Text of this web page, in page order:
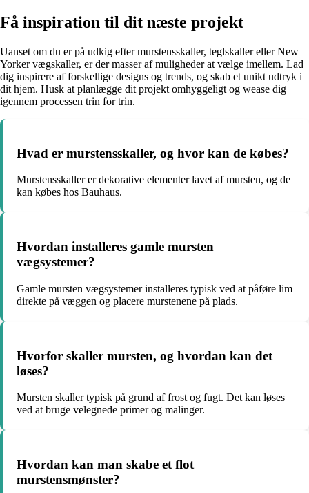
Få inspiration til dit næste projekt
Uanset om du er på udkig efter murstensskaller, teglskaller eller New
Yorker vægskaller, er der masser af muligheder at vælge imellem. Lad
dig inspirere af forskellige designs og trends, og skab et unikt udtryk i
dit hjem. Husk at planlægge dit projekt omhyggeligt og wease dig
igennem processen trin for trin.
Hvad er murstensskaller, og hvor kan de købes?
Murstensskaller er dekorative elementer lavet af mursten, og de
kan købes hos Bauhaus.
Hvordan installeres gamle mursten
vægsystemer?
Gamle mursten vægsystemer installeres typisk ved at påføre lim
direkte på væggen og placere murstenene på plads.
Hvorfor skaller mursten, og hvordan kan det
løses?
Mursten skaller typisk på grund af frost og fugt. Det kan løses
ved at bruge velegnede primer og malinger.
Hvordan kan man skabe et flot
murstensmønster?